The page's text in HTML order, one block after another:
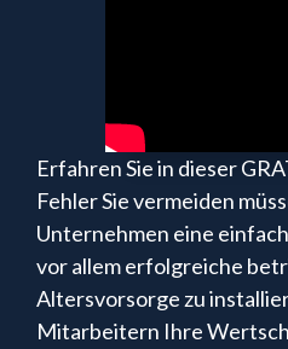
Erfahren Sie in dieser
Fehler Sie vermeiden
Unternehmen eine
vor allem erfolgreiche
Altersvorsorge zu
Mitarbeitern Ihre